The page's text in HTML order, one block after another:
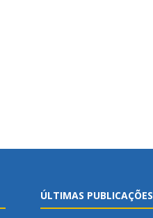
ÚLTIMAS PUBLICAÇÕES